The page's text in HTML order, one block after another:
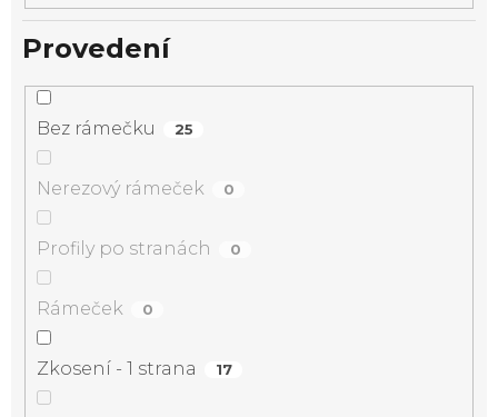
Provedení
Bez rámečku 25
Nerezový rámeček 0
Profily po stranách 0
Rámeček 0
Zkosení - 1 strana 17